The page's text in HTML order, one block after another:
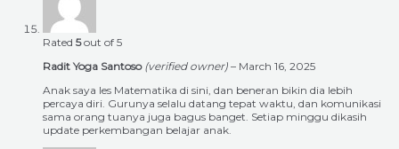
Rated 5out of 5
Radit Yoga Santoso (verified owner) – March 16, 2025
Anak saya les Matematika di sini, dan beneran bikin dia lebih
percaya diri. Gurunya selalu datang tepat waktu, dan komunikasi
sama orang tuanya juga bagus banget. Setiap minggu dikasih
update perkembangan belajar anak.